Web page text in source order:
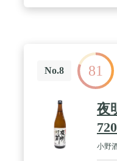
渓流 純米酒／米の
米酒 / ◆渓流 極辛
上位ランクの辛口
通好み。冷やはも
逸品。 ◆渓流 蔵囲
さに定評がある常
流 甘口／米の旨味
香りを楽しんでほ
気の遠藤酒造場で
No.8 81
夜
小野